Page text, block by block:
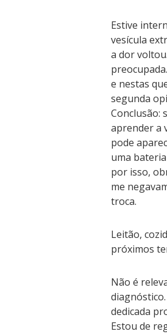
Estive
vesícula
a dor
e nestas
segunda
Conclusão:
aprender a
pode
uma
por isso,
me
troca.
Leitão,
próximos
Não é
dedicada
Estou de